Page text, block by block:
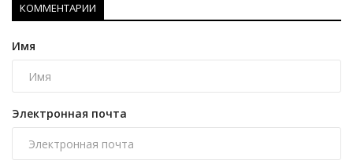
КОММЕНТАРИИ
Имя
Электронная почта